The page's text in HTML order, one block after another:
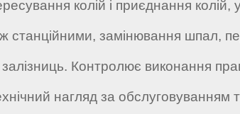
колій і приєднання
станційними, замінювання шпал,
Контролює виконання
нагляд за обслуговуванням